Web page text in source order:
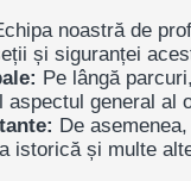
noastră de
și siguranței
Pe lângă
aspectul general al
De
istorică și multe